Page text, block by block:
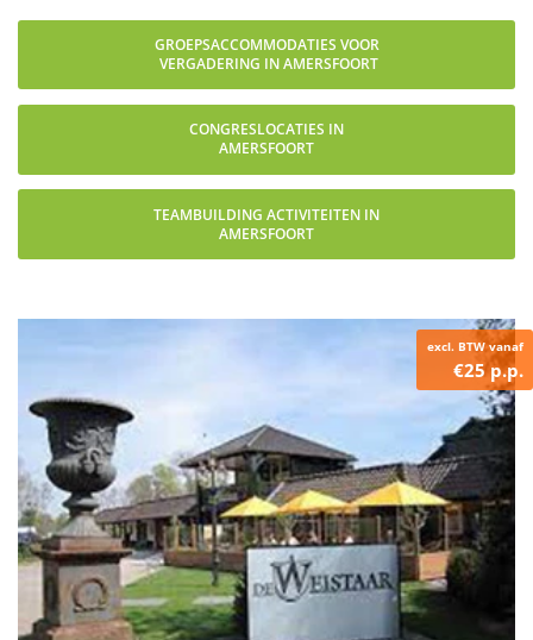
GROEPSACCOMMODATIES VOOR
VERGADERING IN AMERSFOORT
CONGRESLOCATIES IN
AMERSFOORT
TEAMBUILDING ACTIVITEITEN IN
AMERSFOORT
excl. BTW vanaf
€25 p.p.